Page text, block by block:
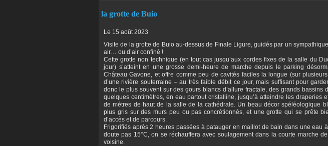
la grotte de Buio
Le 15 août 2023
Visite de la grotte de Buio au-dessus de Finale Ligure, guidés par un
air… ou d’air confiné !
Cette grotte non technique (en tout cas jusqu’aux cordes fixes de la salle du
jour) s’atteint en une grosse demi-heure de marche depuis le parking
Château Gavone, et offre comme peu de cavités faciles la longue (sur
d’une rivière souterraine – au très faible débit ce jour, mais suffisant pour
donc le plus souvent sur des gours blancs d’allure fractale, des grands bassins
quelques centimètres, en eau partout cristalline, jusqu’à atteindre les draperies
de mètres de haut de la salle de la cathédrale. Un beau décor spéléologique
plus gris sur des murs peu ou pas concrétionnés, et une grotte qui se prête
d’accès et de parcours.
Frigorifiés après 2 heures passées à patauger en maillot de bain dans une eau
doute pas 15°C, on se réchauffera avec soulagement dans la courte marche
voisine.